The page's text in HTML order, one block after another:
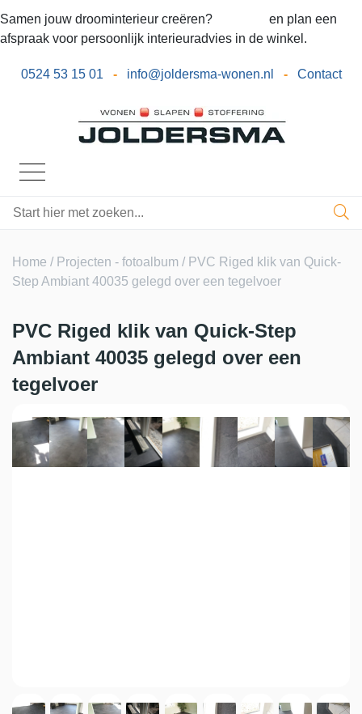
Samen jouw droominterieur creëren?
en plan een
afspraak voor persoonlijk interieuradvies in de winkel.
0524 53 15 01 - info@joldersma-wonen.nl - Contact
Home / Projecten - fotoalbum / PVC Riged klik van Quick-
Step Ambiant 40035 gelegd over een tegelvoer
PVC Riged klik van Quick-Step
Ambiant 40035 gelegd over een
tegelvoer